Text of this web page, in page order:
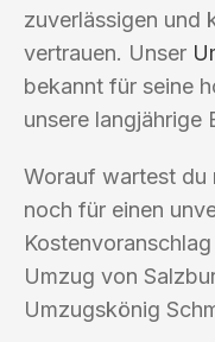
zuverlässigen und
vertrauen. Unser
bekannt für seine
unsere langjährige
Worauf wartest du
noch für einen
Umzug von
Umzugskönig